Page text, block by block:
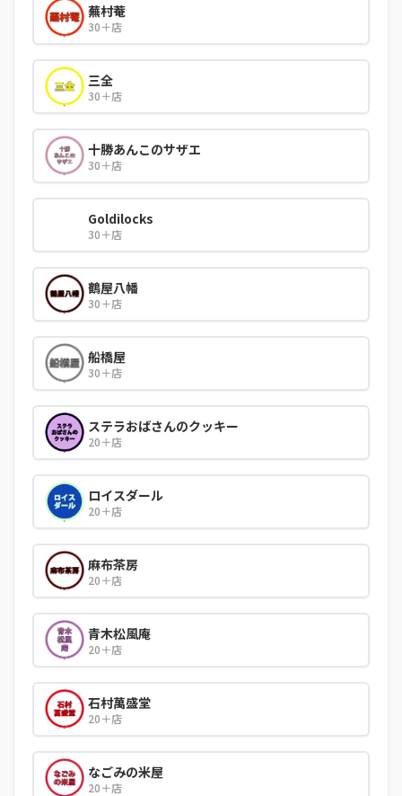
蕪村菴
30＋店
三全
30＋店
十勝あんこのサザエ
30＋店
Goldilocks
30＋店
鶴屋八幡
30＋店
船橋屋
30＋店
ステラおばさんのクッキー
20＋店
ロイスダール
20＋店
麻布茶房
20＋店
青木松風庵
20＋店
石村萬盛堂
20＋店
なごみの米屋
20＋店